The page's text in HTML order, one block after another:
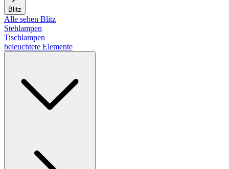
Blitz
Alle sehen Blitz
Stehlampen
Tischlampen
beleuchtete Elemente